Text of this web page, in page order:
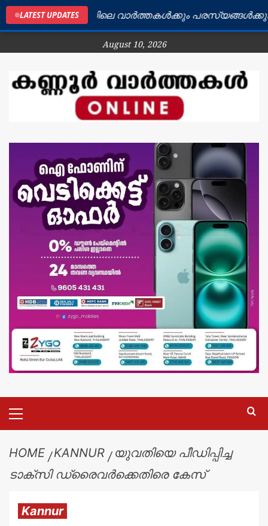
LATEST UPDATES
കണ്ണൂർ ജില്ലയിലെ വാർത്തകൾക്കും പരസ്യങ്ങൾക്കും
August 10, 2026
HOME KANNUR
യുവതിയെ പീഡിപ്പിച്ച
ടാക്സി ഡ്രൈവർക്കെതിരെ കേസ്
Kannur